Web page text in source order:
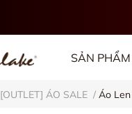
SẢN
[OUTLET] ÁO SALE / Áo